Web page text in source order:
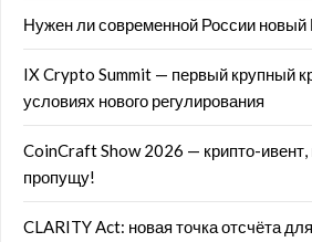
Нужен ли современной России новый
IX Crypto Summit — первый крупный
условиях нового регулирования
CoinCraft Show 2026 — крипто-ивент,
пропущу!
CLARITY Act: новая точка отсчёта